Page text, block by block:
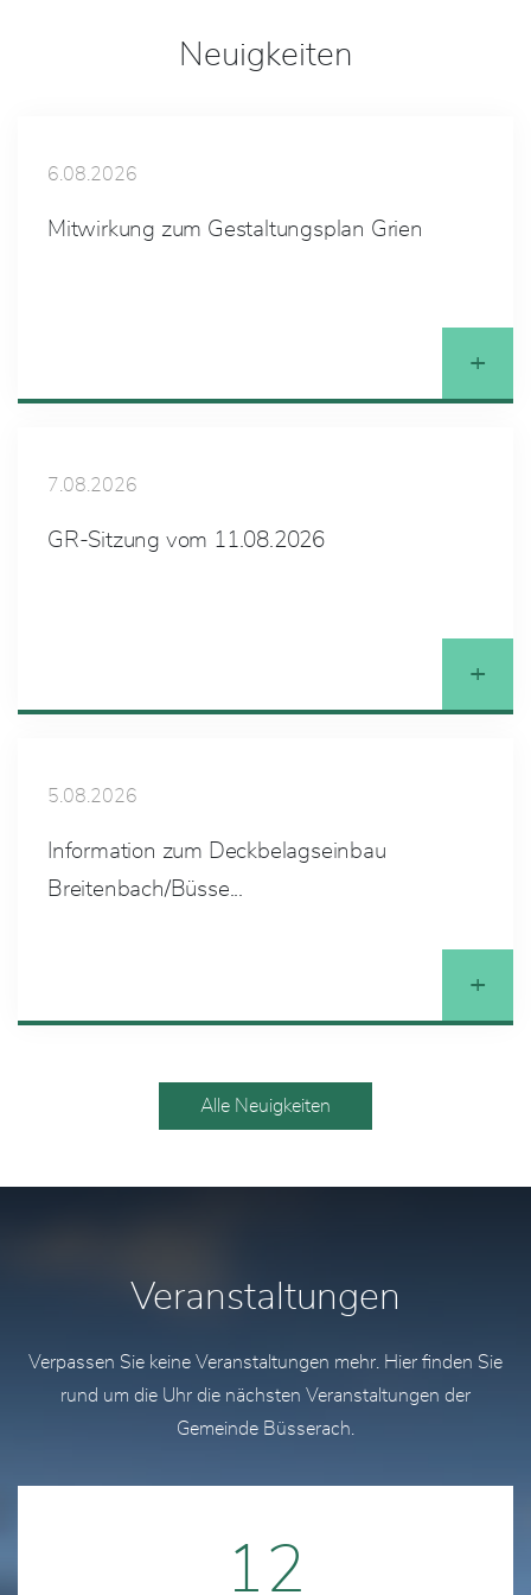
Neuigkeiten
6.08.2026
Mitwirkung zum Gestaltungsplan Grien
+
7.08.2026
GR-Sitzung vom 11.08.2026
+
5.08.2026
Information zum Deckbelagseinbau
Breitenbach/Büsse...
+
Alle Neuigkeiten
Veranstaltungen
Verpassen Sie keine Veranstaltungen mehr. Hier finden Sie
rund um die Uhr die nächsten Veranstaltungen der
Gemeinde Büsserach.
12